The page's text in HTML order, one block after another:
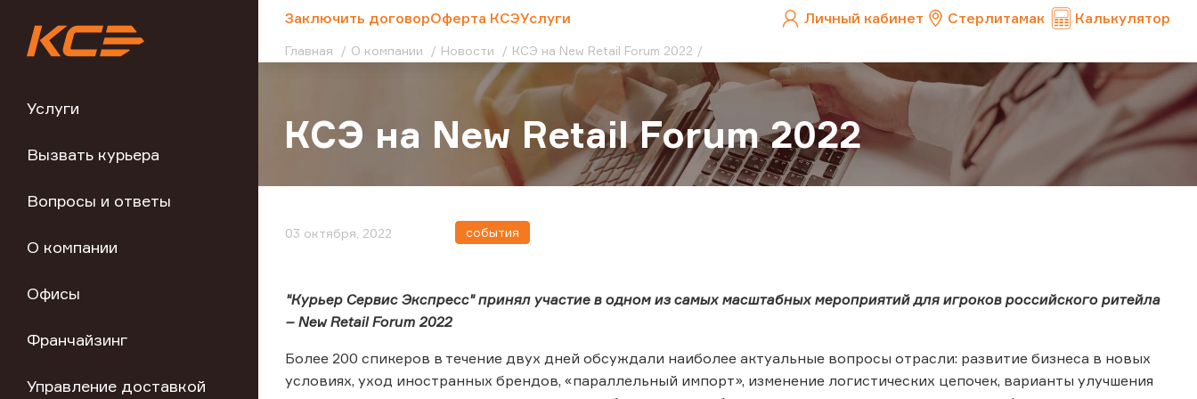
Услуги
Вызвать курьера
Вопросы и ответы
О компании
Офисы
Франчайзинг
Управление доставкой
Заключить договорОферта КСЭУслуги Личный кабинет Стерлитамак Калькулятор
Главная О компании Новости КСЭ на New Retail Forum 2022
КСЭ на New Retail Forum 2022
03 октября, 2022 события
"Курьер Сервис Экспресс" принял участие в одном из самых масштабных мероприятий для игроков российского ритейла
– New Retail Forum 2022
Более 200 спикеров в течение двух дней обсуждали наиболее актуальные вопросы отрасли: развитие бизнеса в новых
условиях, уход иностранных брендов, «параллельный импорт», изменение логистических цепочек, варианты улучшения